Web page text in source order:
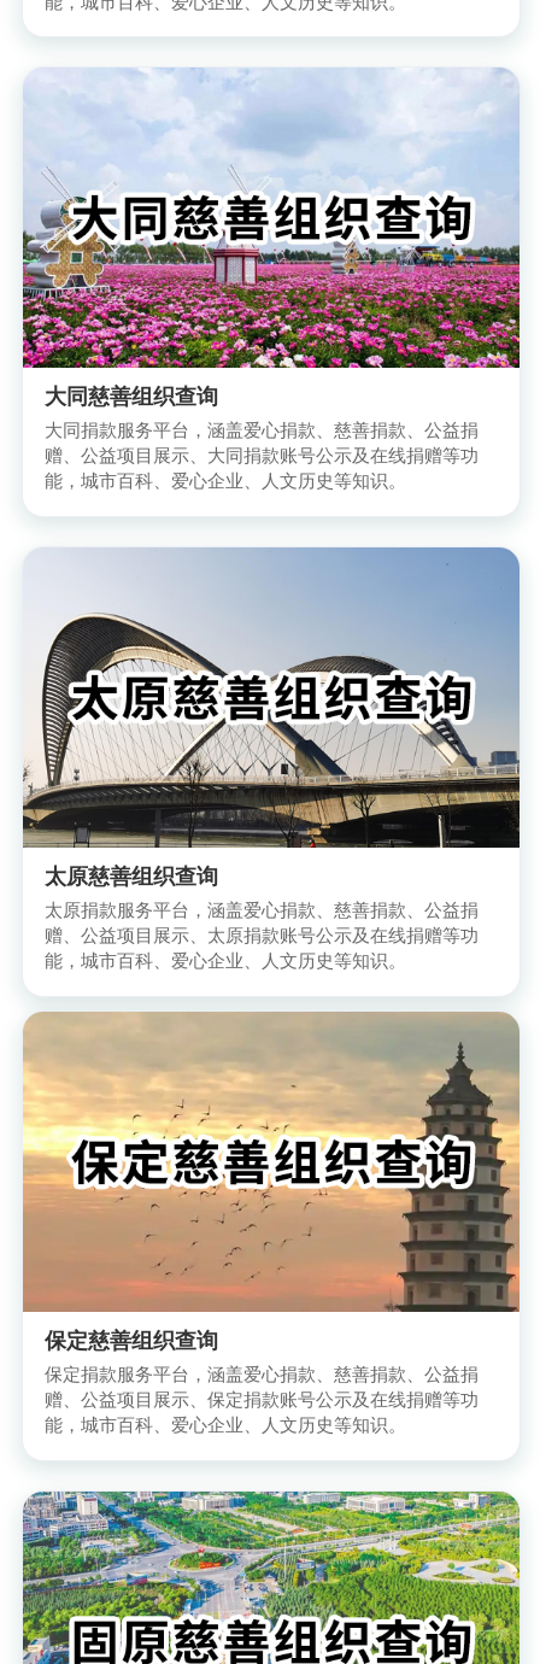
大同慈善组织查询
大同捐款服务平台，涵盖爱心捐款、慈善捐款、公益捐
赠、公益项目展示、大同捐款账号公示及在线捐赠等功
能，城市百科、爱心企业、人文历史等知识。
太原慈善组织查询
太原捐款服务平台，涵盖爱心捐款、慈善捐款、公益捐
赠、公益项目展示、太原捐款账号公示及在线捐赠等功
能，城市百科、爱心企业、人文历史等知识。
保定慈善组织查询
保定捐款服务平台，涵盖爱心捐款、慈善捐款、公益捐
赠、公益项目展示、保定捐款账号公示及在线捐赠等功
能，城市百科、爱心企业、人文历史等知识。